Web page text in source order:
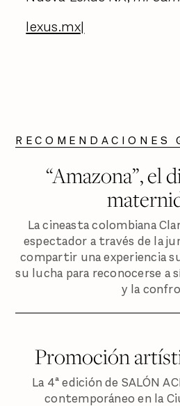
lexus.mx|
RECOMENDACIONES
“Amazona”, el
La cineasta colombiana
espectador a través de la
compartir una experiencia
su lucha para reconocerse a
y la
Promoción
La 4ª edición de SALÓN
contemporáneo en la